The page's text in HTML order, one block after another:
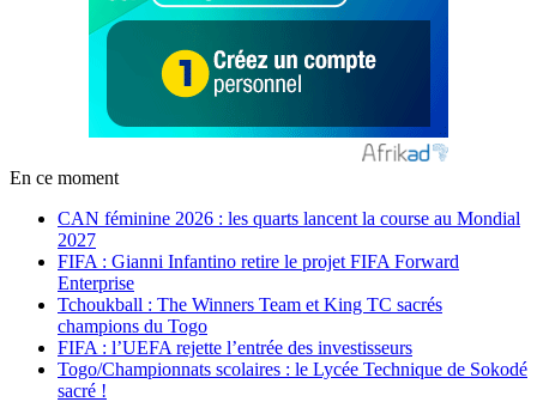
En ce moment
CAN féminine 2026 : les quarts lancent la course au Mondial
2027
FIFA : Gianni Infantino retire le projet FIFA Forward
Enterprise
Tchoukball : The Winners Team et King TC sacrés
champions du Togo
FIFA : l’UEFA rejette l’entrée des investisseurs
Togo/Championnats scolaires : le Lycée Technique de Sokodé
sacré !